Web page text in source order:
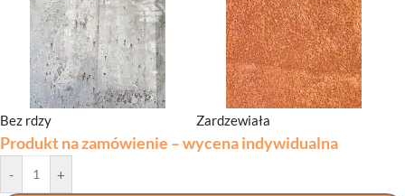
Bez rdzy Zardzewiała
Produkt na zamówienie – wycena indywidualna
- +